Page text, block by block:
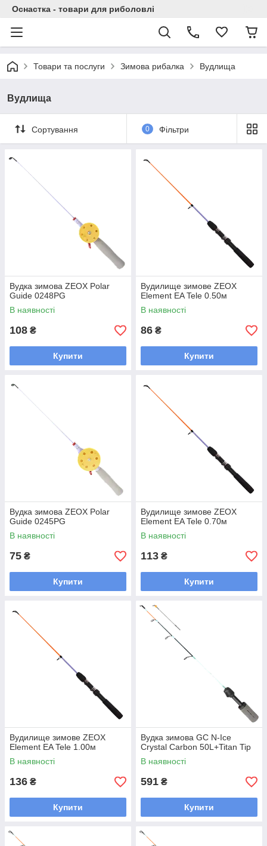
Оснастка - товари для риболовлі
Товари та послуги Зимова рибалка Вудлища
Вудлища
Сортування 0 Фільтри
Вудка зимова ZEOX Polar
Guide 0248PG
В наявності
108 ₴
Купити
Вудилище зимове ZEOX
Element EA Tele 0.50м
В наявності
86 ₴
Купити
Вудка зимова ZEOX Polar
Guide 0245PG
В наявності
75 ₴
Купити
Вудилище зимове ZEOX
Element EA Tele 0.70м
В наявності
113 ₴
Купити
Вудилище зимове ZEOX
Element EA Tele 1.00м
В наявності
136 ₴
Купити
Вудка зимова GC N-Ice
Crystal Carbon 50L+Titan Tip
В наявності
591 ₴
Купити